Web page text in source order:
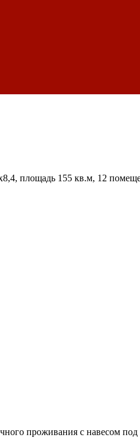
площадь 155 кв.м, 12
проживания с навесом